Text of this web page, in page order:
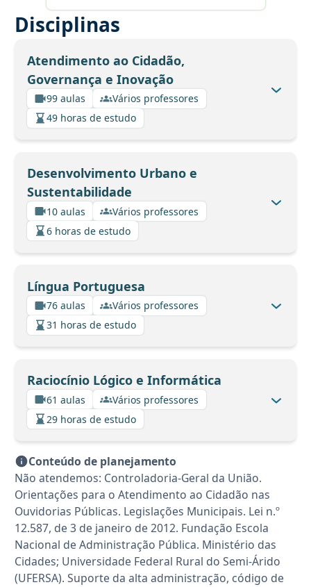
Disciplinas
Atendimento ao Cidadão,
Governança e Inovação
99 aulas
Vários professores
49 horas de estudo
Desenvolvimento Urbano e
Sustentabilidade
10 aulas
Vários professores
6 horas de estudo
Língua Portuguesa
76 aulas
Vários professores
31 horas de estudo
Raciocínio Lógico e Informática
61 aulas
Vários professores
29 horas de estudo
Conteúdo de planejamento
Não atendemos: Controladoria-Geral da União.
Orientações para o Atendimento ao Cidadão nas
Ouvidorias Públicas. Legislações Municipais. Lei n.º
12.587, de 3 de janeiro de 2012. Fundação Escola
Nacional de Administração Pública. Ministério das
Cidades; Universidade Federal Rural do Semi-Árido
(UFERSA). Suporte da alta administração, código de